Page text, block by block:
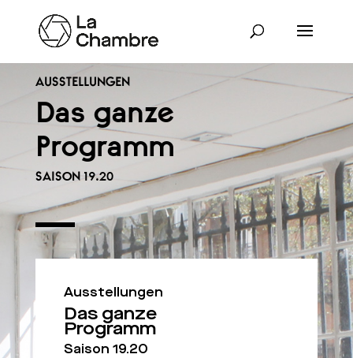
AUSSTELLUNGEN
Das ganze
Programm
SAISON 19.20
Ausstellungen
Das ganze
Programm
Saison 19.20